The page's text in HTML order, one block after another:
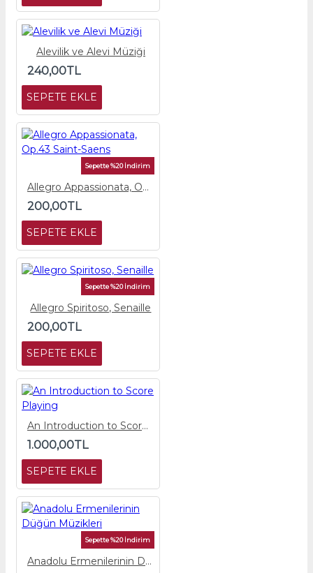
Alevilik ve Alevi Müziği
240,00TL
SEPETE EKLE
Sepette %20 İndirim
Allegro Appassionata, Op.43 Saint-Saens
200,00TL
SEPETE EKLE
Sepette %20 İndirim
Allegro Spiritoso, Senaille
200,00TL
SEPETE EKLE
An Introduction to Score Playing
1.000,00TL
SEPETE EKLE
Sepette %20 İndirim
Anadolu Ermenilerinin Düğün Müzikleri